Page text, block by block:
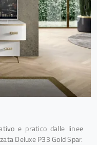
e pratico dalle linee
Deluxe P33 Gold Spar.